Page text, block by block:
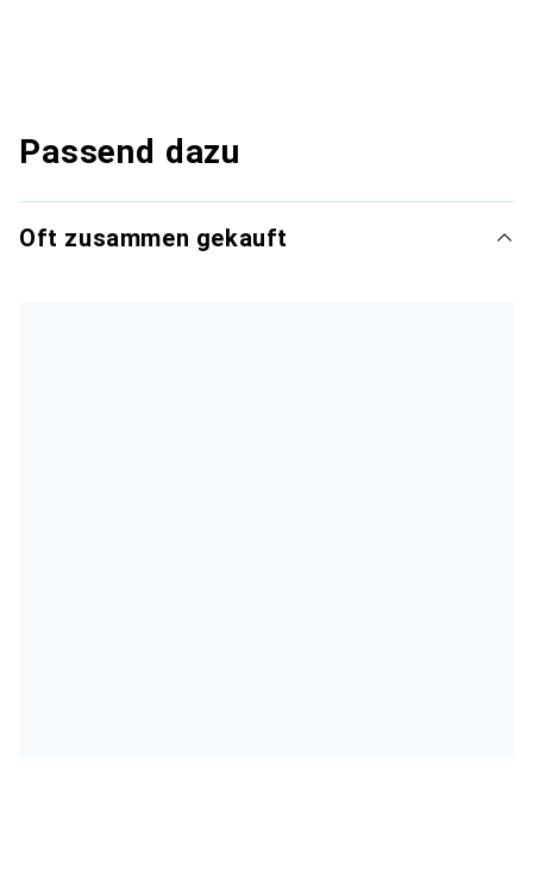
Passend dazu
Oft zusammen gekauft